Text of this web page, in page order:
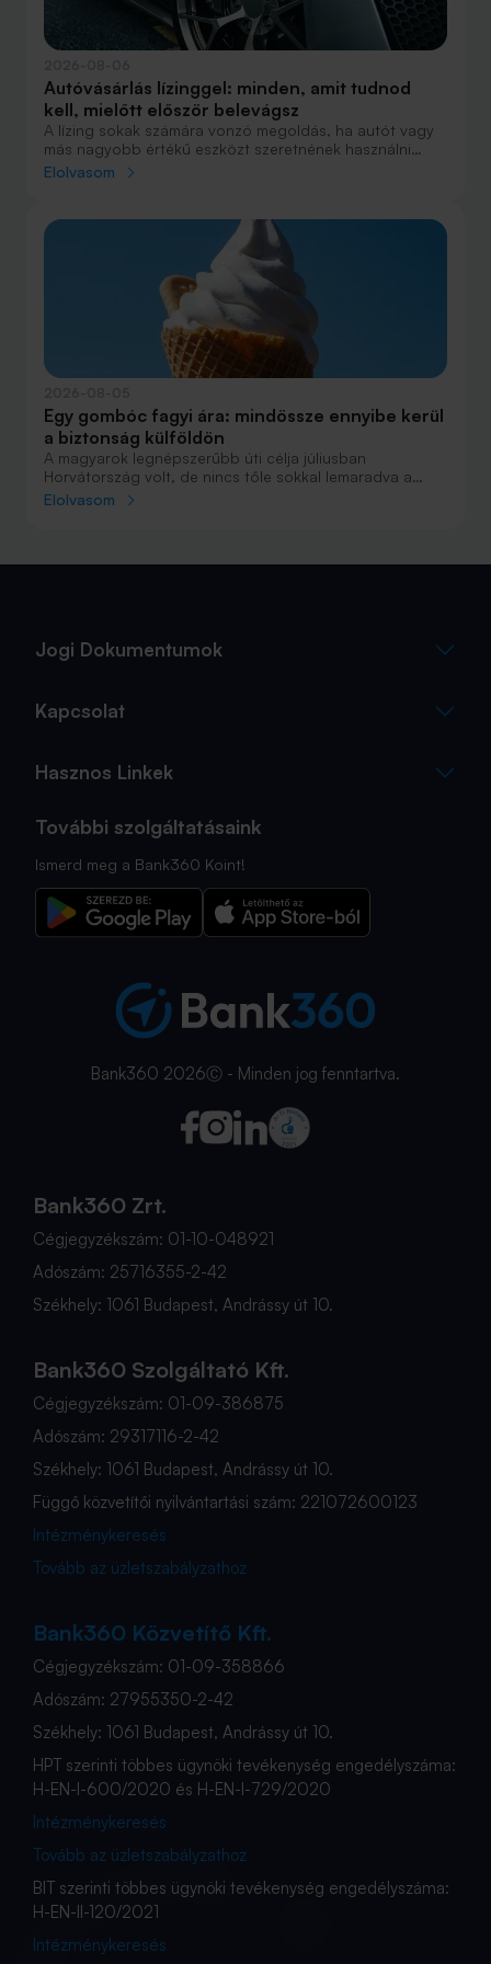
Autóvásárlás lízinggel: minden, amit tudnod
kell, mielőtt először belevágsz
A lízing sokak számára vonzó megoldás, ha autót vagy
más nagyobb értékű eszközt szeretnének használni
anélkül, hogy azt egy összegben ki kellene fizetniük.
fogalmak közül, amelyekkel biztosan találkozol.
Elolvasom
Egy gombóc fagyi ára: mindössze ennyibe kerül
a biztonság külföldön
A magyarok legnépszerűbb úti célja júliusban
Horvátország volt, de nincs tőle sokkal lemaradva a
júniust megnyerő Olaszország sem. A tengerparti
Elolvasom
Jogi Dokumentumok
Kapcsolat
Hasznos Linkek
További szolgáltatásaink
Ismerd meg a Bank360 Koint!
Bank360 2026Ⓒ - Minden jog fenntartva.
Bank360 Zrt.
Cégjegyzékszám: 01-10-048921
Adószám: 25716355-2-42
Székhely: 1061 Budapest, Andrássy út 10.
Bank360 Szolgáltató Kft.
Cégjegyzékszám: 01-09-386875
Adószám: 29317116-2-42
Székhely: 1061 Budapest, Andrássy út 10.
Függő közvetítői nyilvántartási szám: 221072600123
Intézménykeresés
Tovább az üzletszabályzathoz
Bank360 Közvetítő Kft.
Cégjegyzékszám: 01-09-358866
Adószám: 27955350-2-42
Székhely: 1061 Budapest, Andrássy út 10.
HPT szerinti többes ügynöki tevékenység engedélyszáma:
H-EN-I-600/2020 és H-EN-I-729/2020
Intézménykeresés
Tovább az üzletszabályzathoz
BIT szerinti többes ügynöki tevékenység engedélyszáma:
H-EN-II-120/2021
Intézménykeresés